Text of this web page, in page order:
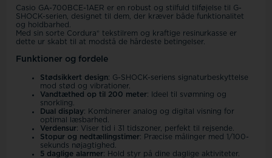
Casio GA-700BCE-1AER er en robust og stilfuld tilføjelse til G-
SHOCK-serien, designet til dem, der kræver både funktionalitet
og holdbarhed.
Med sin sorte Cordura® tekstilrem og kraftige resinurkasse er
dette ur skabt til at modstå de hårdeste betingelser.
Funktioner og fordele
Stødsikkert design: G-SHOCK-seriens signaturbeskyttelse
mod stød og vibrationer.
Vandtæthed op til 200 meter: Ideel til svømning og
snorkling.
Dual display: Kombinerer analog og digital visning for
optimal læsbarhed.
Verdensur: Viser tid i 31 tidszoner, perfekt til rejsende.
Stopur og nedtællingstimer: Præcise målinger med 1/100-
sekunds nøjagtighed.
5 daglige alarmer: Hold styr på dine daglige aktiviteter.